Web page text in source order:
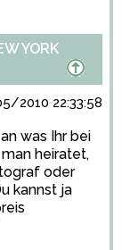
YORK
2010 22:33:58
was Ihr bei
heiratet,
oder
kannst ja